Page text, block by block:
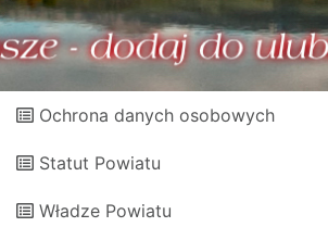
Ochrona danych osobowych
Statut Powiatu
Władze Powiatu